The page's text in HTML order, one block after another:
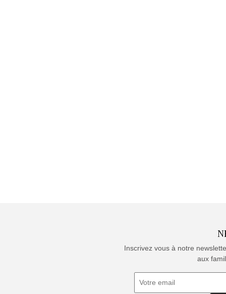
Inscrivez vous à notre
aux